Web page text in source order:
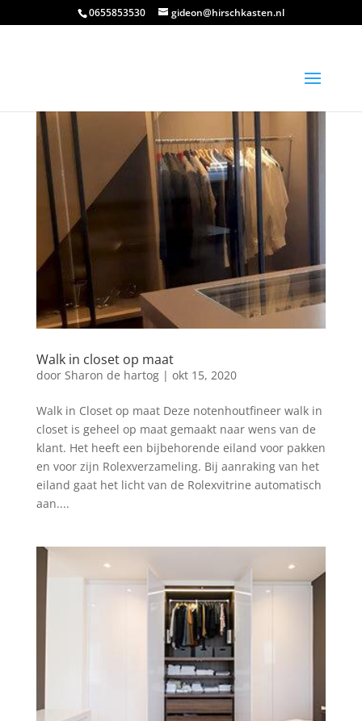
0655853530 gideon@hirschkasten.nl
Walk in closet op maat
door Sharon de hartog| okt 15, 2020
Walk in Closet op maat Deze notenhoutfineer walk in
closet is geheel op maat gemaakt naar wens van de
klant. Het heeft een bijbehorende eiland voor pakken
en voor zijn Rolexverzameling. Bij aanraking van het
eiland gaat het licht van de Rolexvitrine automatisch
aan....